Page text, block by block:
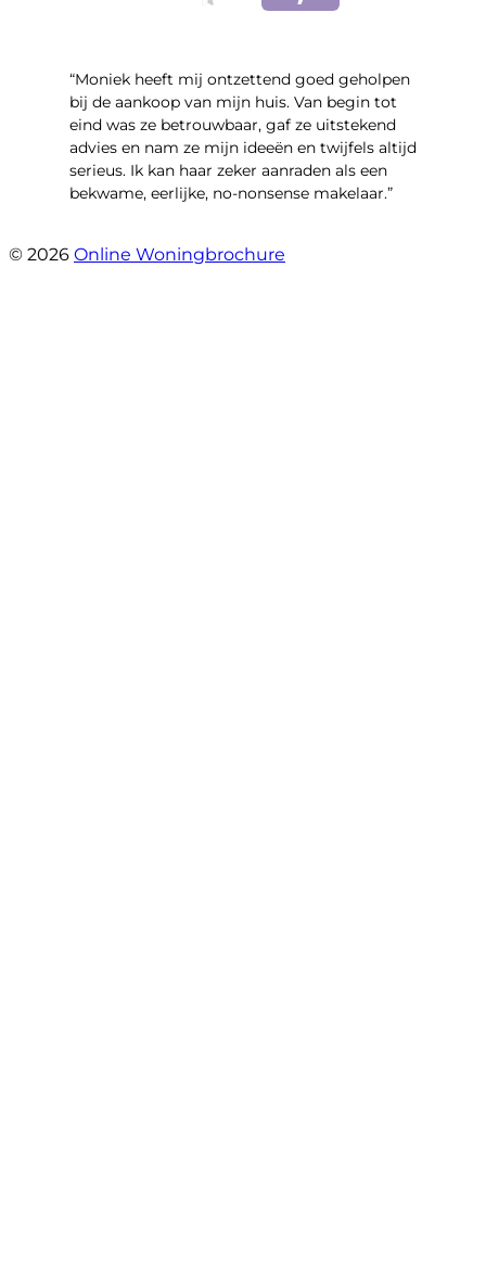
“Moniek heeft mij ontzettend goed geholpen
bij de aankoop van mijn huis. Van begin tot
eind was ze betrouwbaar, gaf ze uitstekend
advies en nam ze mijn ideeën en twijfels altijd
serieus. Ik kan haar zeker aanraden als een
bekwame, eerlijke, no-nonsense makelaar.”
© 2026 Online Woningbrochure